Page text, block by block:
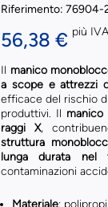
Riferimento: 76904-
56,38 € più IVA
Il manico
a scope e attrezzi
efficace del rischio
produttivi. Il
raggi X,
struttura
lunga durata nel
contaminazioni
Materiale: